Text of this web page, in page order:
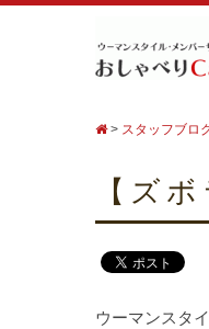
> スタッフブロ
【ズ
ウーマンスタ